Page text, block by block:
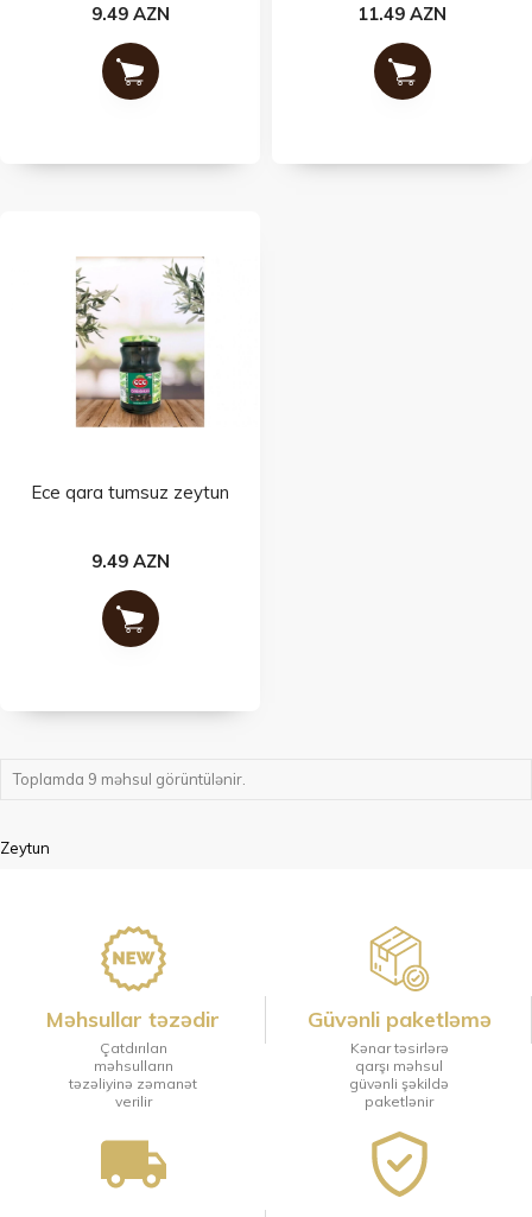
9.49 AZN 11.49 AZN
Ece qara tumsuz zeytun
9.49 AZN
Toplamda 9 məhsul görüntülənir.
Zeytun
Məhsullar təzədir
Çatdırılan
məhsulların
təzəliyinə zəmanət
verilir
Güvənli paketləmə
Kənar təsirlərə
qarşı məhsul
güvənli şəkildə
paketlənir